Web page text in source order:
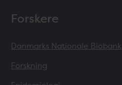
Forskere
Danmarks Nationale Biobank
Forskning